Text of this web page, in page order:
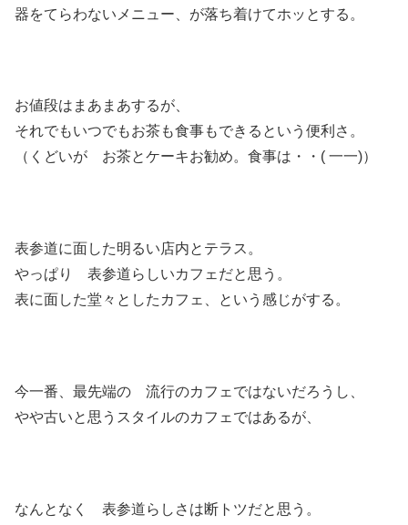
器をてらわないメニュー、が落ち着けてホッとする。
お値段はまあまあするが、
それでもいつでもお茶も食事もできるという便利さ。
（くどいが お茶とケーキお勧め。食事は・・( 一一)）
表参道に面した明るい店内とテラス。
やっぱり 表参道らしいカフェだと思う。
表に面した堂々としたカフェ、という感じがする。
今一番、最先端の 流行のカフェではないだろうし、
やや古いと思うスタイルのカフェではあるが、
なんとなく 表参道らしさは断トツだと思う。